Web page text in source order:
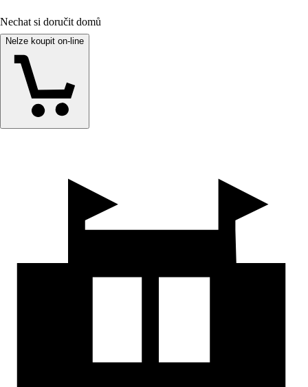
Nechat si doručit domů
Nelze koupit on-line